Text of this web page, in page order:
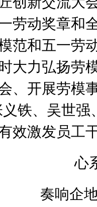
劳动奖章和
范和五一劳
大力弘扬劳
、开展劳模
义铁、吴世
效激发员工
心
奏响企